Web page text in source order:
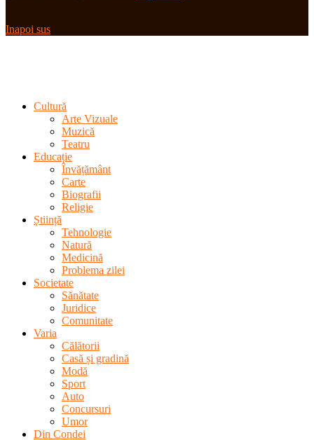
Inapoi sus
Cultură
Arte Vizuale
Muzică
Teatru
Educație
Învățământ
Carte
Biografii
Religie
Știință
Tehnologie
Natură
Medicină
Problema zilei
Societate
Sănătate
Juridice
Comunitate
Varia
Călătorii
Casă și gradină
Modă
Sport
Auto
Concursuri
Umor
Din Condei